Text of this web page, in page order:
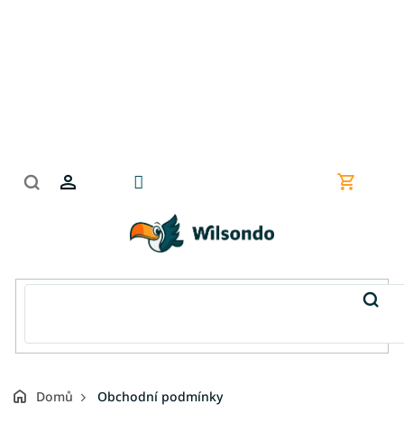
Nákupní
Domů Obchodní podmínky